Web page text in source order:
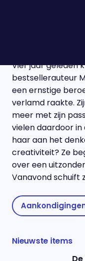
Vier jaar geleden
bestsellerauteur
een ernstige
verlamd raakte.
meer met zijn
vielen daardoor
haar aan het
creativiteit? Ze
over een
Vanavond schuift
Nieuwste items